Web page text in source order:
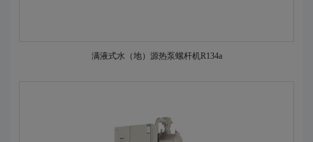
满液式水（地）源热泵螺杆机R134a